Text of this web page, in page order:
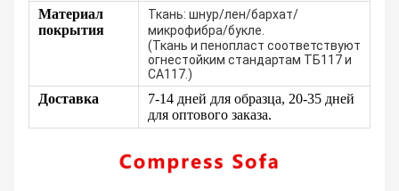
Материал
покрытия
Ткань: шнур/лен/бархат/
микрофибра/букле.
(Ткань и пенопласт соответствуют
огнестойким стандартам ТБ117 и
CA117.)
Доставка
7-14 дней для образца, 20-35 дней
для оптового заказа.